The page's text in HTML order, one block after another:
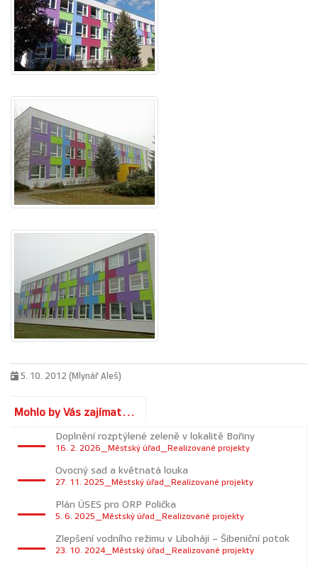
5. 10. 2012 (Mlynář Aleš)
Mohlo by Vás zajímat...
Doplnění rozptýlené zeleně v lokalitě Bořiny
16. 2. 2026_Městský úřad_Realizované projekty
Ovocný sad a květnatá louka
27. 11. 2025_Městský úřad_Realizované projekty
Plán ÚSES pro ORP Polička
5. 6. 2025_Městský úřad_Realizované projekty
Zlepšení vodního režimu v Liboháji – Šibeniční potok
23. 10. 2024_Městský úřad_Realizované projekty